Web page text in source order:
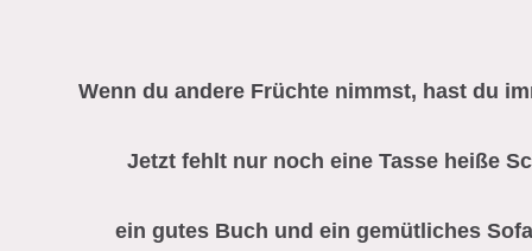
Wenn du andere Früchte nimmst, hast du
Jetzt fehlt nur noch eine Tasse heiße
ein gutes Buch und ein gemütliches